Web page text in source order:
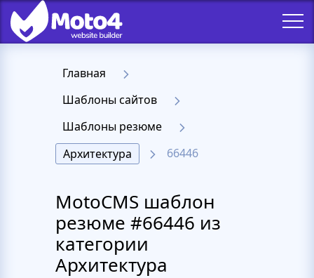
Главная
Шаблоны сайтов
Шаблоны резюме
Архитектура
66446
MotoCMS шаблон
резюме #66446 из
категории
Архитектура